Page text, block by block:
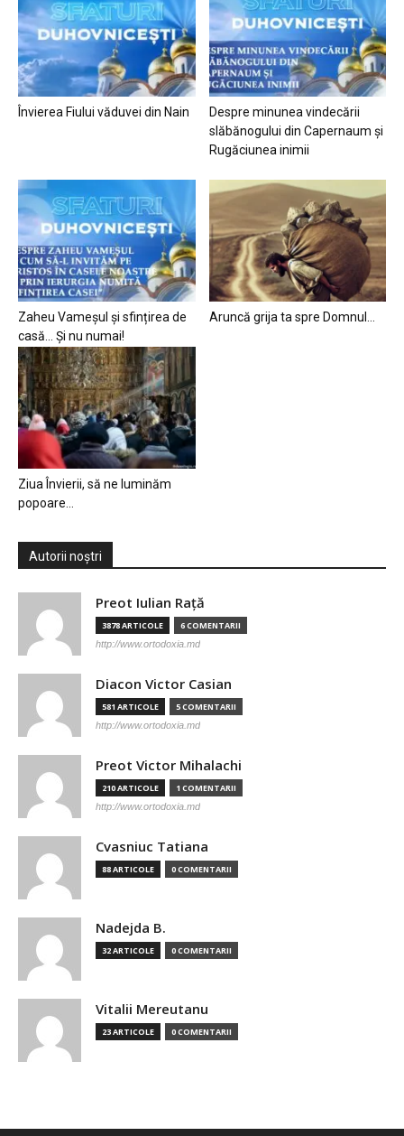
Învierea Fiului văduvei din Nain
Despre minunea vindecării
slăbănogului din Capernaum și
Rugăciunea inimii
Zaheu Vameșul și sfințirea de
casă… Și nu numai!
Aruncă grija ta spre Domnul…
Ziua Învierii, să ne luminăm
popoare…
Autorii noștri
Preot Iulian Raţă
3878 ARTICOLE 6 COMENTARII
http://www.ortodoxia.md
Diacon Victor Casian
581 ARTICOLE 5 COMENTARII
http://www.ortodoxia.md
Preot Victor Mihalachi
210 ARTICOLE 1 COMENTARII
http://www.ortodoxia.md
Cvasniuc Tatiana
88 ARTICOLE 0 COMENTARII
Nadejda B.
32 ARTICOLE 0 COMENTARII
Vitalii Mereutanu
23 ARTICOLE 0 COMENTARII